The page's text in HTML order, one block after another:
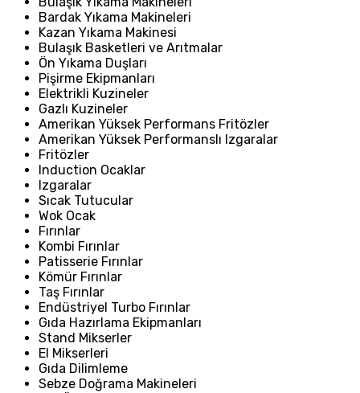
Bardak Yıkama Makineleri
Kazan Yıkama Makinesi
Bulaşık Basketleri ve Arıtmalar
Ön Yıkama Duşları
Pişirme Ekipmanları
Elektrikli Kuzineler
Gazlı Kuzineler
Amerikan Yüksek Performans Fritözler
Amerikan Yüksek Performanslı Izgaralar
Fritözler
Induction Ocaklar
Izgaralar
Sıcak Tutucular
Wok Ocak
Fırınlar
Kombi Fırınlar
Patisserie Fırınlar
Kömür Fırınlar
Taş Fırınlar
Endüstriyel Turbo Fırınlar
Gıda Hazırlama Ekipmanları
Stand Mikserler
El Mikserleri
Gıda Dilimleme
Sebze Doğrama Makineleri